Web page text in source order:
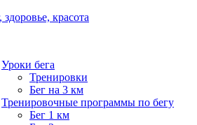
Уроки бега
Тренировки
Бег на 3 км
Тренировочные программы по бегу
Бег 1 км